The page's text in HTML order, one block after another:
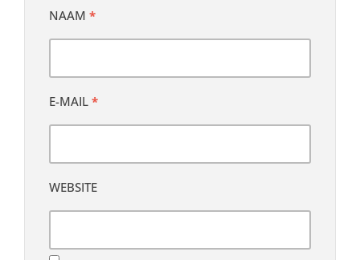
NAAM *
E-MAIL *
WEBSITE